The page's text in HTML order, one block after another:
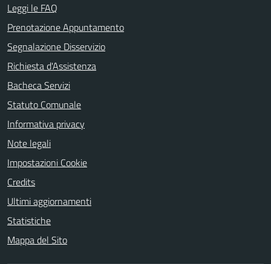
Leggi le FAQ
Prenotazione Appuntamento
Segnalazione Disservizio
Richiesta d'Assistenza
Bacheca Servizi
Statuto Comunale
Informativa privacy
Note legali
Impostazioni Cookie
Credits
Ultimi aggiornamenti
Statistiche
Mappa del Sito